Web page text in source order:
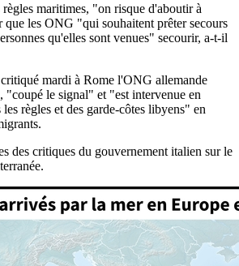
règles maritimes, "on risque d'aboutir à
les ONG "qui souhaitent prêter secours
qu'elles sont venues" secourir, a-t-il
mardi à Rome l'ONG allemande
le signal" et "est intervenue en
règles et des garde-côtes libyens" en
des critiques du gouvernement italien sur le